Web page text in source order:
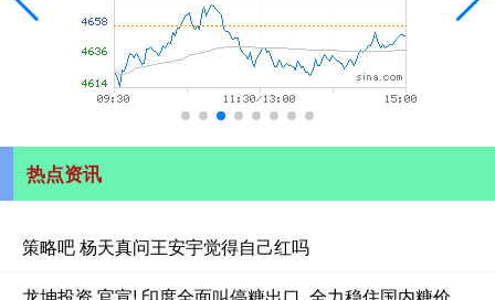
热点资讯
策略吧 杨天真问王安宇觉得自己红吗